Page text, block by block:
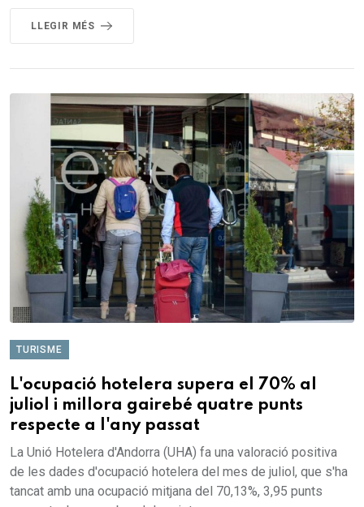
LLEGIR MÉS
TURISME
L'ocupació hotelera supera el 70% al
juliol i millora gairebé quatre punts
respecte a l'any passat
La Unió Hotelera d'Andorra (UHA) fa una valoració positiva
de les dades d'ocupació hotelera del mes de juliol, que s'ha
tancat amb una ocupació mitjana del 70,13%, 3,95 punts